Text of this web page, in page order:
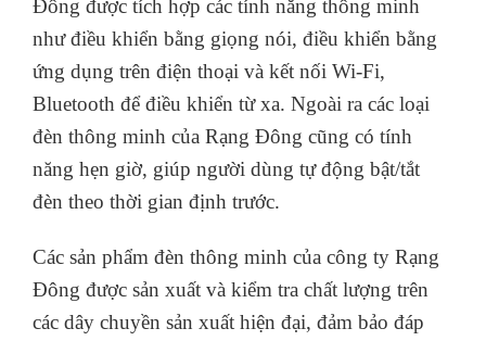
phẩm chiếu sáng tại Việt Nam
Với hơn 60 năm kinh nghiệm trong lĩnh vực sản
xuất và phân phối sản phẩm chiếu sáng, công ty
Rạng Đông đã và đang trở thành một thương hiệu
đáng tin cậy và uy tín trên thị trường.
Đông được tích hợp các tính năng thông minh
như điều khiển bằng giọng nói, điều khiển bằng
ứng dụng trên điện thoại và kết nối Wi-Fi,